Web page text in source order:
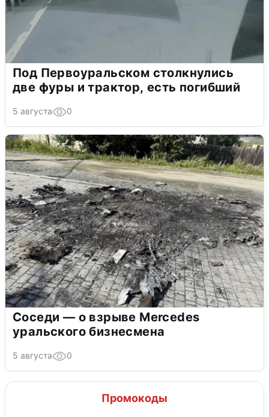
Под Первоуральском столкнулись
две фуры и трактор, есть погибший
5 августа 0
Соседи — о взрыве Mercedes
уральского бизнесмена
5 августа 0
Промокоды